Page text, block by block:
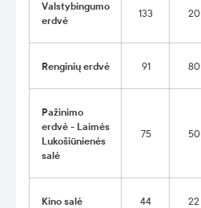
Valstybingumo
erdvė
133 20
Renginių erdvė 91 80
Pažinimo
erdvė - Laimės
Lukošiūnienės
salė
75 50
Kino salė 44 22